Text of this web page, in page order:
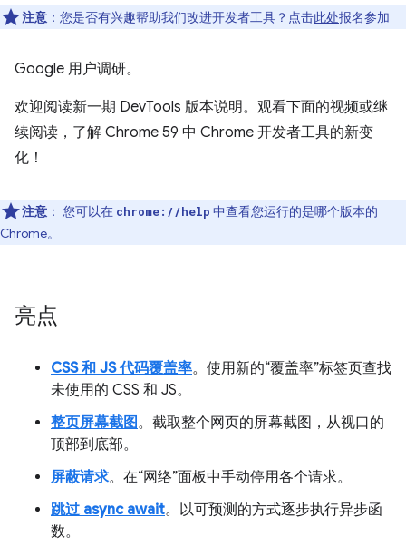
注意 ：您是否有兴趣帮助我们改进开发者工具？点击此处报名参加
Google 用户调研。
欢迎阅读新一期 DevTools 版本说明。观看下面的视频或继
续阅读，了解 Chrome 59 中 Chrome 开发者工具的新变
化！
注意 ： 您可以在 chrome://help 中查看您运行的是哪个版本的
Chrome。
亮点
CSS 和 JS 代码覆盖率。使用新的“覆盖率”标签页查找
未使用的 CSS 和 JS。
整页屏幕截图。截取整个网页的屏幕截图，从视口的
顶部到底部。
屏蔽请求。在“网络”面板中手动停用各个请求。
跳过 async await。以可预测的方式逐步执行异步函
数。